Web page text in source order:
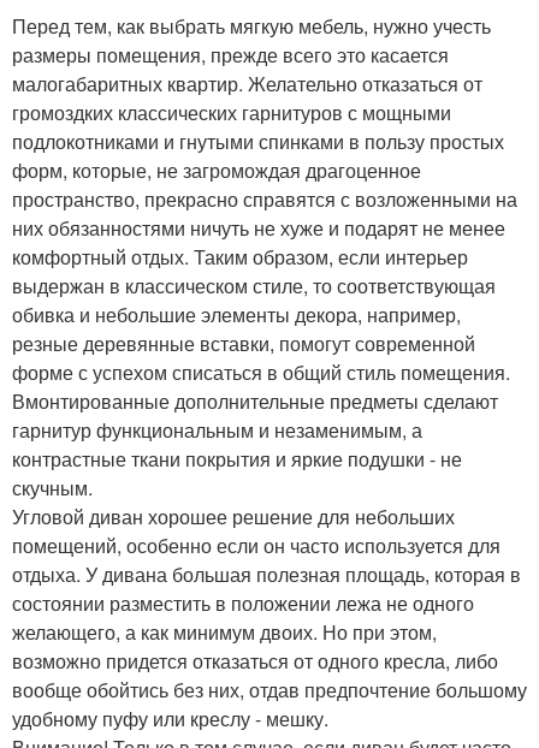
Перед тем, как выбрать мягкую мебель, нужно учесть
размеры помещения, прежде всего это касается
малогабаритных квартир. Желательно отказаться от
громоздких классических гарнитуров с мощными
подлокотниками и гнутыми спинками в пользу простых
форм, которые, не загромождая драгоценное
пространство, прекрасно справятся с возложенными на
них обязанностями ничуть не хуже и подарят не менее
комфортный отдых. Таким образом, если интерьер
выдержан в классическом стиле, то соответствующая
обивка и небольшие элементы декора, например,
резные деревянные вставки, помогут современной
форме с успехом списаться в общий стиль помещения.
Вмонтированные дополнительные предметы сделают
гарнитур функциональным и незаменимым, а
контрастные ткани покрытия и яркие подушки - не
скучным.
Угловой диван хорошее решение для небольших
помещений, особенно если он часто используется для
отдыха. У дивана большая полезная площадь, которая в
состоянии разместить в положении лежа не одного
желающего, а как минимум двоих. Но при этом,
возможно придется отказаться от одного кресла, либо
вообще обойтись без них, отдав предпочтение большому
удобному пуфу или креслу - мешку.